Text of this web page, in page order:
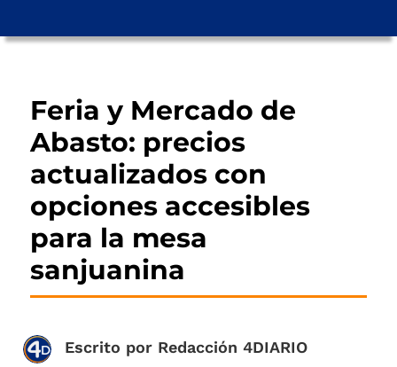
Feria y Mercado de
Abasto: precios
actualizados con
opciones accesibles
para la mesa
sanjuanina
Escrito por Redacción 4DIARIO